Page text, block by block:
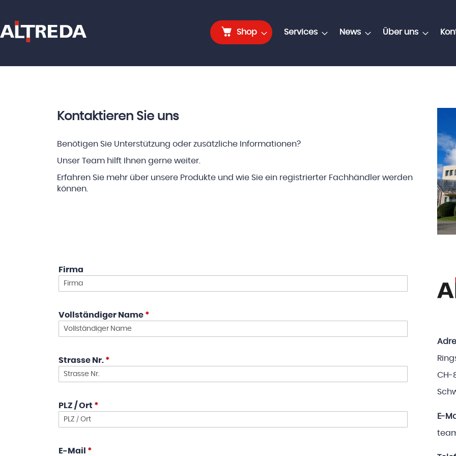
Shop Services News Über uns
Kontaktieren Sie uns
Benötigen Sie Unterstützung oder zusätzliche Informationen?
Unser Team hilft Ihnen gerne weiter.
Erfahren Sie mehr über unsere Produkte und wie Sie ein registrierter Fachhändler werden
können.
Firma
Vollständiger Name *
Strasse Nr. *
PLZ / Ort *
E-Mail *
CH-
E-